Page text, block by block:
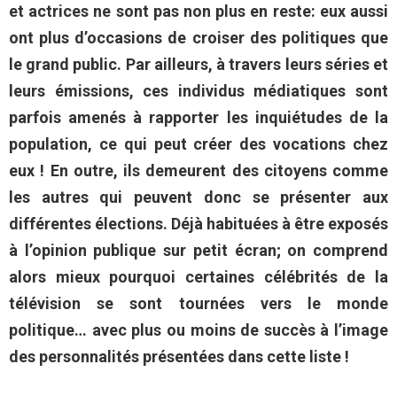
et actrices ne sont pas non plus en reste: eux aussi
ont plus d’occasions de croiser des politiques que
le grand public. Par ailleurs, à travers leurs séries et
leurs émissions, ces individus médiatiques sont
parfois amenés à rapporter les inquiétudes de la
population, ce qui peut créer des vocations chez
eux ! En outre, ils demeurent des citoyens comme
les autres qui peuvent donc se présenter aux
différentes élections. Déjà habituées à être exposés
à l’opinion publique sur petit écran; on comprend
alors mieux pourquoi certaines célébrités de la
télévision se sont tournées vers le monde
politique… avec plus ou moins de succès à l’image
des personnalités présentées dans cette liste !